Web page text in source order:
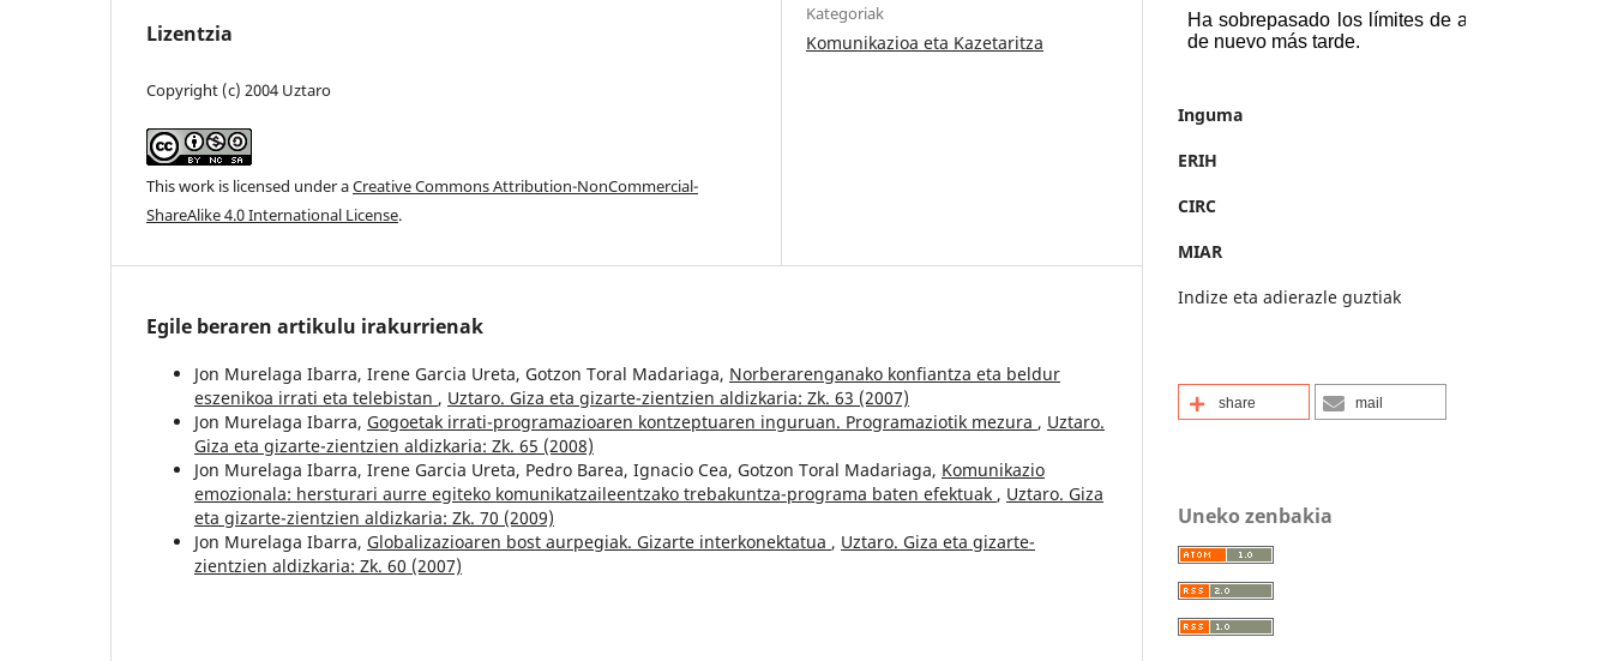
Lizentzia
Copyright (c) 2004 Uztaro
This work is licensed under aCreative Commons Attribution-NonCommercial-
ShareAlike 4.0 International License.
Kategoriak
Komunikazioa eta Kazetaritza
Egile beraren artikulu irakurrienak
Jon Murelaga Ibarra, Irene Garcia Ureta, Gotzon Toral Madariaga, Norberarenganako konfiantza eta beldur
eszenikoa irrati eta telebistan , Uztaro. Giza eta gizarte-zientzien aldizkaria: Zk. 63 (2007)
Jon Murelaga Ibarra, Gogoetak irrati-programazioaren kontzeptuaren inguruan. Programaziotik mezura , Uztaro.
Giza eta gizarte-zientzien aldizkaria: Zk. 65 (2008)
Jon Murelaga Ibarra, Irene Garcia Ureta, Pedro Barea, Ignacio Cea, Gotzon Toral Madariaga, Komunikazio
emozionala: hersturari aurre egiteko komunikatzaileentzako trebakuntza-programa baten efektuak , Uztaro. Giza
eta gizarte-zientzien aldizkaria: Zk. 70 (2009)
Jon Murelaga Ibarra, Globalizazioaren bost aurpegiak. Gizarte interkonektatua , Uztaro. Giza eta gizarte-
zientzien aldizkaria: Zk. 60 (2007)
Inguma
ERIH
CIRC
MIAR
Indize eta adierazle guztiak
share mail
Uneko zenbakia